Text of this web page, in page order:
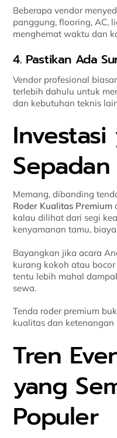
Beberapa vendor
panggung, flooring, AC,
menghemat waktu dan
4. Pastikan Ada
Vendor profesional
terlebih dahulu untuk
dan kebutuhan teknis
Sepadan
Memang, dibanding
Roder Kualitas Premium
kalau dilihat dari segi
kenyamanan tamu,
Bayangkan jika acara
kurang kokoh atau
tentu lebih mahal
sewa.
Tenda roder premium
kualitas dan ketenangan
Tren
yang
Populer